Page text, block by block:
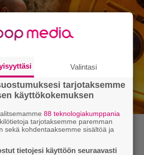
2023 megaelokuva luottaa
Valintasi
tarjotaksemme
käyttökokemuksen
88 teknologiakumppania
tarjotaksemme paremman
sekä kohdentaaksemme sisältöä ja
tietojesi käyttöön seuraavasti